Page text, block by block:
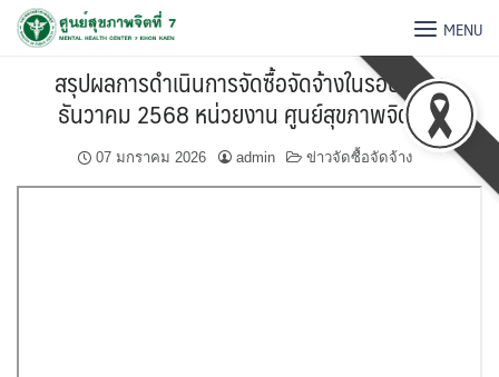
MENU
สรุปผลการดำเนินการจัดซื้อจัดจ้างในรอบเดือน
ธันวาคม 2568 หน่วยงาน ศูนย์สุขภาพจิตที่ 7
07 มกราคม 2026 admin ข่าวจัดซื้อจัดจ้าง